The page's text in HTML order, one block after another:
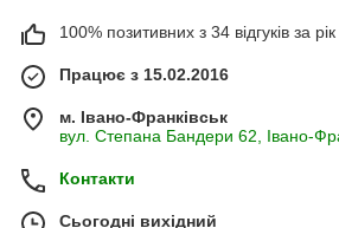
100% позитивних з 34 відгуків за рік
Працює з 15.02.2016
м. Івано-Франківськ
вул. Степана Бандери 62, Івано-
Контакти
Сьогодні вихідний